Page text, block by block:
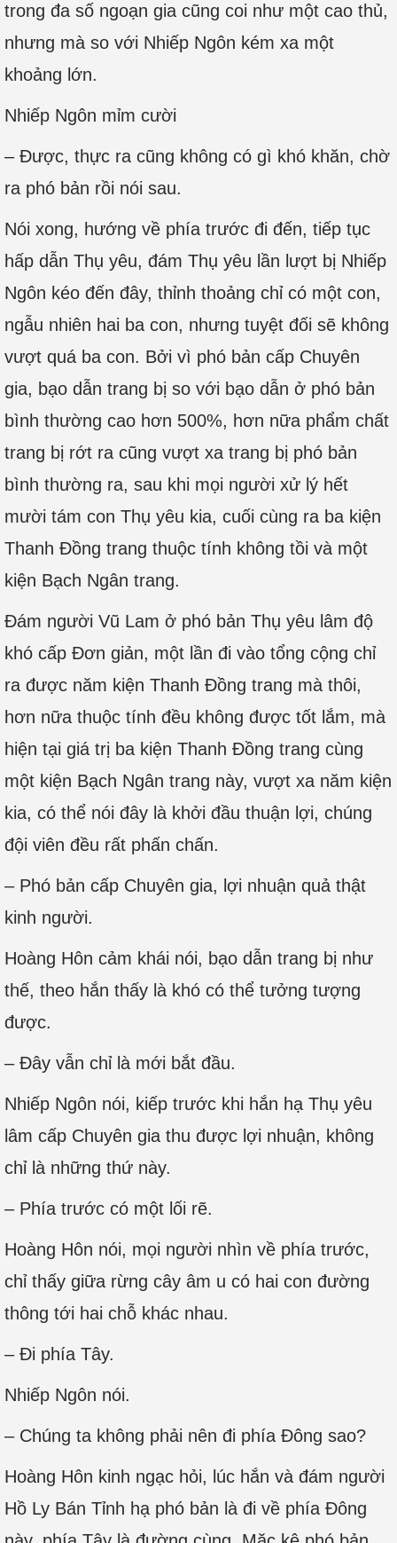
trong đa số ngoạn gia cũng coi như một cao thủ,
nhưng mà so với Nhiếp Ngôn kém xa một
khoảng lớn.
Nhiếp Ngôn mỉm cười
– Được, thực ra cũng không có gì khó khăn, chờ
ra phó bản rồi nói sau.
Nói xong, hướng về phía trước đi đến, tiếp tục
hấp dẫn Thụ yêu, đám Thụ yêu lần lượt bị Nhiếp
Ngôn kéo đến đây, thỉnh thoảng chỉ có một con,
ngẫu nhiên hai ba con, nhưng tuyệt đối sẽ không
vượt quá ba con. Bởi vì phó bản cấp Chuyên
gia, bạo dẫn trang bị so với bạo dẫn ở phó bản
bình thường cao hơn 500%, hơn nữa phẩm chất
trang bị rớt ra cũng vượt xa trang bị phó bản
bình thường ra, sau khi mọi người xử lý hết
mười tám con Thụ yêu kia, cuối cùng ra ba kiện
Thanh Đồng trang thuộc tính không tồi và một
kiện Bạch Ngân trang.
Đám người Vũ Lam ở phó bản Thụ yêu lâm độ
khó cấp Đơn giản, một lần đi vào tổng cộng chỉ
ra được năm kiện Thanh Đồng trang mà thôi,
hơn nữa thuộc tính đều không được tốt lắm, mà
hiện tại giá trị ba kiện Thanh Đồng trang cùng
một kiện Bạch Ngân trang này, vượt xa năm kiện
kia, có thể nói đây là khởi đầu thuận lợi, chúng
đội viên đều rất phấn chấn.
– Phó bản cấp Chuyên gia, lợi nhuận quả thật
kinh người.
Hoàng Hôn cảm khái nói, bạo dẫn trang bị như
thế, theo hắn thấy là khó có thể tưởng tượng
được.
– Đây vẫn chỉ là mới bắt đầu.
Nhiếp Ngôn nói, kiếp trước khi hắn hạ Thụ yêu
lâm cấp Chuyên gia thu được lợi nhuận, không
chỉ là những thứ này.
– Phía trước có một lối rẽ.
Hoàng Hôn nói, mọi người nhìn về phía trước,
chỉ thấy giữa rừng cây âm u có hai con đường
thông tới hai chỗ khác nhau.
– Đi phía Tây.
Nhiếp Ngôn nói.
– Chúng ta không phải nên đi phía Đông sao?
Hoàng Hôn kinh ngạc hỏi, lúc hắn và đám người
Hồ Ly Bán Tỉnh hạ phó bản là đi về phía Đông